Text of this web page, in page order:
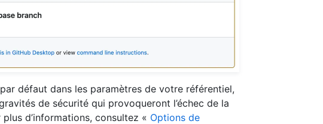
défaut dans les paramètres de votre référentiel,
de sécurité qui provoqueront l’échec de la
d’informations, consultez « Options de